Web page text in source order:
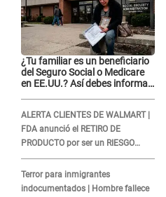
¿Tu familiar es un beneficiario
del Seguro Social o Medicare
en EE.UU.? Así debes informar
ALERTA CLIENTES DE WALMART |
FDA anunció el RETIRO DE
PRODUCTO por ser un RIESGO
MORTAL para consumidores: ¿Cuál
es?
Terror para inmigrantes
indocumentados | Hombre fallece